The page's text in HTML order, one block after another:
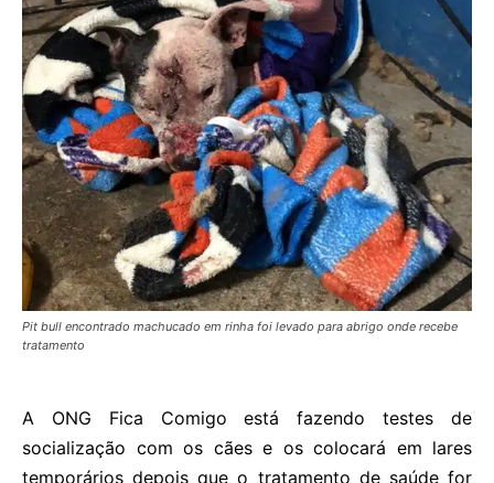
Pit bull encontrado machucado em rinha foi levado para abrigo onde recebe
tratamento
A ONG Fica Comigo está fazendo testes de
socialização com os cães e os colocará em lares
temporários depois que o tratamento de saúde for